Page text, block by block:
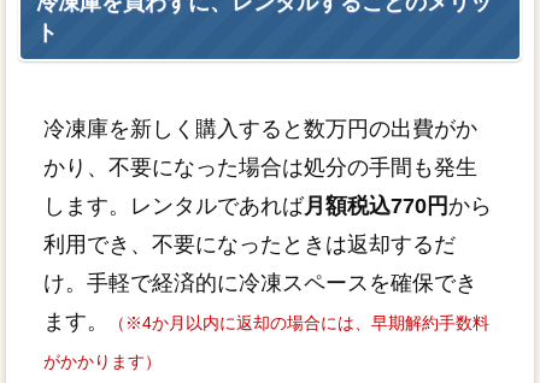
ト
冷凍庫を新しく購入すると数万円の出費がか
かり、不要になった場合は処分の手間も発生
します。レンタルであれば月額税込770円から
利用でき、不要になったときは返却するだ
け。手軽で経済的に冷凍スペースを確保でき
ます。
（※4か月以内に返却の場合には、早期解約手数料
がかかります）